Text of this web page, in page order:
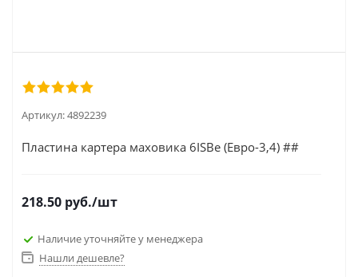
Артикул:4892239
Пластина картера маховика 6ISBe (Евро-3,4) ##
218.50 руб./шт
Наличие уточняйте у менеджера
Нашли дешевле?